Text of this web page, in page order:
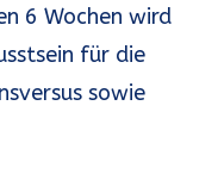
6 Wochen wird
für die
sowie